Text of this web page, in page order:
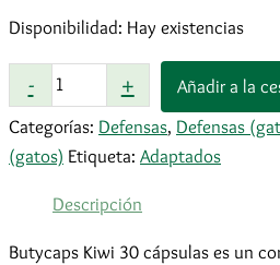
Disponibilidad: Hay existencias
-
Butycaps
Kiwi
30
cáps.
cantidad
+
Añadir a la
Categorías: Defensas, Defensas
(gatos) Etiqueta: Adaptados
Descripción
Butycaps Kiwi 30 cápsulas es un